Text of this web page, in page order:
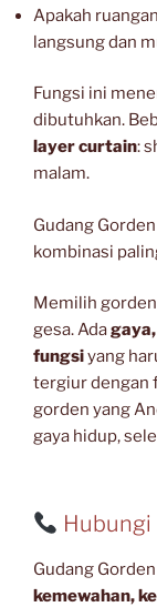
Apakah
langsung dan
Fungsi ini
dibutuhkan.
layer curtain:
malam.
Gudang
kombinasi
Memilih
gesa. Ada
fungsiyang
tergiur dengan
gorden yang
gaya hidup,
Hubungi
Gudang
kemewahan,